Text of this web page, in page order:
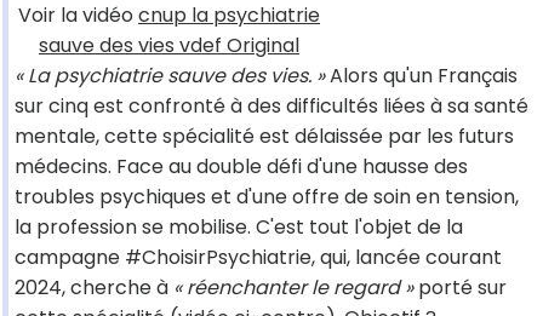
Voir la vidéo cnup la psychiatrie
sauve des vies vdef Original
« La psychiatrie sauve des vies. »Alors qu'un Français
sur cinq est confronté à des difficultés liées à sa santé
mentale, cette spécialité est délaissée par les futurs
médecins. Face au double défi d'une hausse des
troubles psychiques et d'une offre de soin en tension,
la profession se mobilise. C'est tout l'objet de la
campagne #ChoisirPsychiatrie, qui, lancée courant
2024, cherche à « réenchanter le regard»porté sur